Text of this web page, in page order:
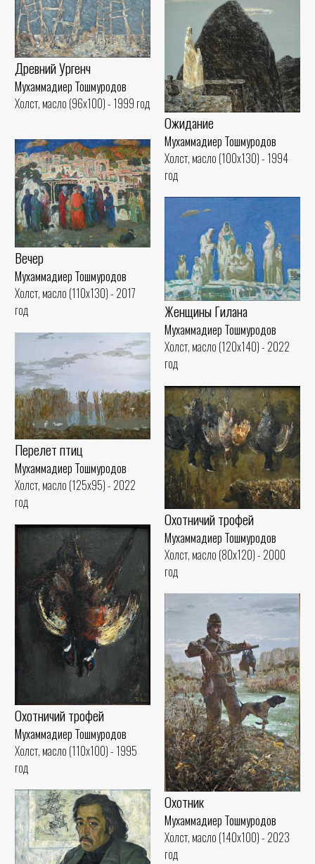
Древний Ургенч
Мухаммадиер Тошмуродов
Холст, масло (96x100) - 1999 год
Ожидание
Мухаммадиер Тошмуродов
Холст, масло (100x130) - 1994
год
Вечер
Мухаммадиер Тошмуродов
Холст, масло (110x130) - 2017
год
Женщины Гилана
Мухаммадиер Тошмуродов
Холст, масло (120x140) - 2022
год
Перелет птиц
Мухаммадиер Тошмуродов
Холст, масло (125x95) - 2022
год
Охотничий трофей
Мухаммадиер Тошмуродов
Холст, масло (80x120) - 2000
год
Охотничий трофей
Мухаммадиер Тошмуродов
Холст, масло (110x100) - 1995
год
Охотник
Мухаммадиер Тошмуродов
Холст, масло (140x100) - 2023
год